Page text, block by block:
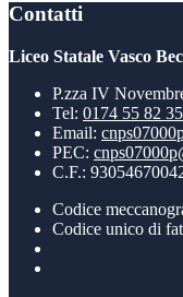
Contatti
Liceo Statale Vasco
P.zza IV
Tel: 0174 55 82 35
Email:
PEC:
C.F.:
Codice
Codice unico di